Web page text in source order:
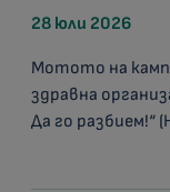
28 юли 2026
Мотото на
здравна
Да го разбием!“